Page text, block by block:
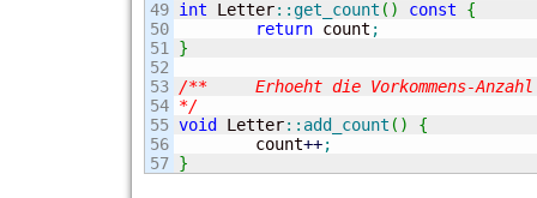
49
50
51
52
53
54
55
56
int Letter::get_count ( ) const
{
return count ;
}
/**	Erhoeht die Vorkommens-Anzahl um 1.
*/
void
Letter:: add_count ( )
{
	count
++;
}